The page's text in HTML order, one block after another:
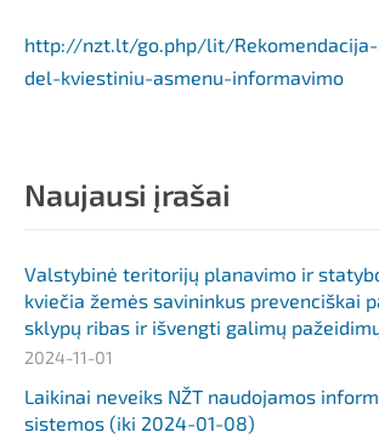
Naujausi įrašai
Valstybinė teritorijų planavimo ir
kviečia žemės savininkus prevenciškai
sklypų ribas ir išvengti galimų
2024-11-01
Laikinai neveiks NŽT naudojamos
sistemos (iki 2024-01-08)
http://nzt.lt/go.php/lit/
del-kviestiniu-asmenu-informavimo